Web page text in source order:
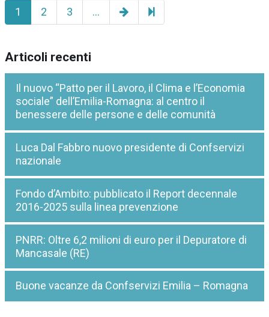
1 2 3 …
Pagina
successiva
35
Articoli recenti
Il nuovo “Patto per il Lavoro, il Clima e l’Economia
sociale” dell’Emilia-Romagna: al centro il
benessere delle persone e delle comunità
Luca Dal Fabbro nuovo presidente di Confservizi
nazionale
Fondo d’Ambito: pubblicato il Report decennale
2016-2025 sulla linea prevenzione
PNRR: Oltre 6,2 milioni di euro per il Depuratore di
Mancasale (RE)
Buone vacanze da Confservizi Emilia – Romagna